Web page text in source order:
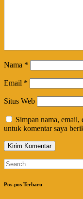
Nama *
Email *
Situs Web
Simpan nama, email,
untuk komentar saya
Pos-pos Terbaru